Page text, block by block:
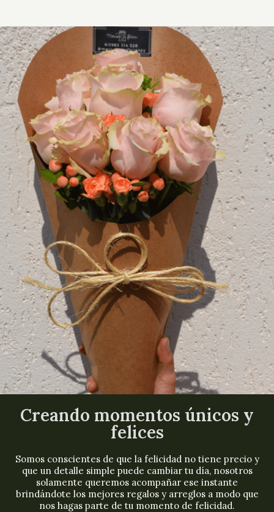
Creando momentos únicos y
felices
Somos conscientes de que la felicidad no tiene precio y
que un detalle simple puede cambiar tu día, nosotros
solamente queremos acompañar ese instante
brindándote los mejores regalos y arreglos a modo que
nos hagas parte de tu momento de felicidad.